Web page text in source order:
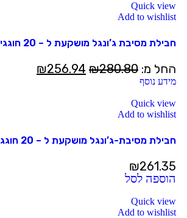
Quick view
Add to wishlist
חבילת מסיבת ג’ונגל מושקעת ל – 20 חוגגים ויותר
החל מ: ₪280.80
₪256.94
מידע נוסף
Quick view
Add to wishlist
חבילת מסיבת-ג’ונגל מושקעת ל – 20 חוגגים ויותר
₪261.35
הוספה לסל
Quick view
Add to wishlist